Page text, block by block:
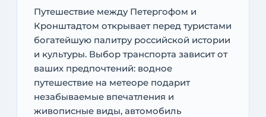
Путешествие между Петергофом и
Кронштадтом открывает перед туристами
богатейшую палитру российской истории
и культуры. Выбор транспорта зависит от
ваших предпочтений: водное
путешествие на метеоре подарит
незабываемые впечатления и
живописные виды, автомобиль